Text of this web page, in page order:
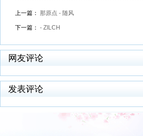
上一篇： 那原点 - 随风
下一篇： - ZILCH
网友评论
发表评论